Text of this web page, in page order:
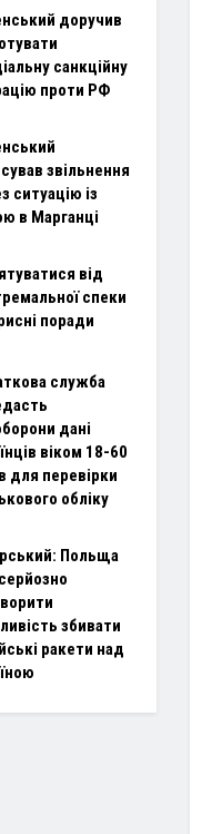
доручив
санкційну
проти РФ
звільнення
ситуацію із
в Марганці
від
спеки
поради
служба
дані
віком 18-60
для перевірки
обліку
Польща
збивати
ракети над